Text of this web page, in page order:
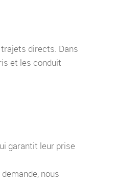
directs. Dans
et les conduit
garantit leur prise
nous